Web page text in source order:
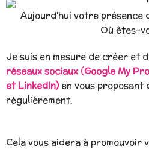
Aujourd'hui votre présence
Où êtes-
Je suis en mesure de créer et
réseaux sociaux(Google My
et LinkedIn) en vous proposant
régulièrement.
Cela vous aidera à